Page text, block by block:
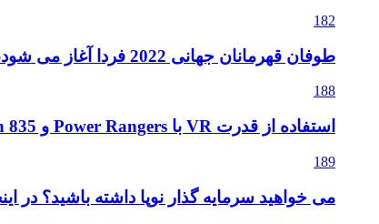
182
طوفان قهرمانان جهانی 2022 فردا آغاز می شود، اینجا آنچه که باید بدانید
188
استفاده از قدرت VR با Power Rangers و Snapdragon 835
189
می خواهید سرمایه گذار نوپا داشته باشید؟ در